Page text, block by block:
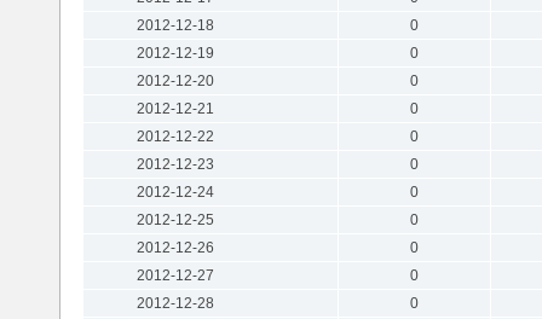
2012-12-18
0
2012-12-19
0
2012-12-20
0
2012-12-21
0
2012-12-22
0
2012-12-23
0
2012-12-24
0
2012-12-25
0
2012-12-26
0
2012-12-27
0
2012-12-28
0